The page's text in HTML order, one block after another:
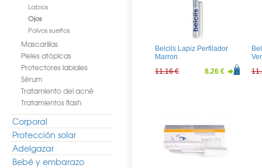
Labios
Ojos
Polvos sueltos
Mascarillas
Pieles atópicas
Protectores labiales
Sérum
Tratamiento del acné
Tratamientos flash
Corporal
Protección solar
Adelgazar
Bebé y embarazo
Belcils Lapiz Perfilador
Marron
11.16 €
8.26 €